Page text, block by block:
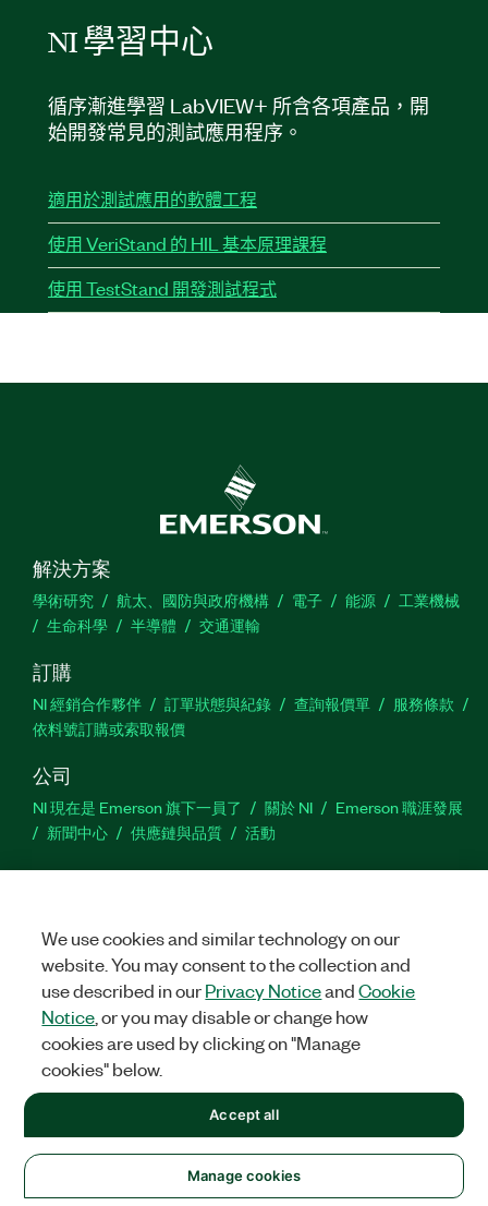
NI 學習中心
循序漸進學習 LabVIEW+ 所含各項產品，開
始開發常見的測試應用程序。
適用於測試應用的軟體工程
使用 VeriStand 的 HIL 基本原理課程
使用 TestStand 開發測試程式
解決方案
學術研究 航太、國防與政府機構 電子 能源
工業機械
生命科學
半導體 交通運輸
訂購
NI 經銷合作夥伴 訂單狀態與紀錄 查詢報價單
服務條款
依料號訂購或索取報價
公司
NI 現在是 Emerson 旗下一員了 關於 NI
Emerson 職涯發展
新聞中心
供應鏈與品質 活動
支援
站建議
TwitterFacebook
©2026NATIONAL INSTRUMENTS CORP. 保留所有權利。
We use cookies and similar technology on our
website. You may consent to the collection and
use described in ourPrivacy NoticeandCookie
Notice , or you may disable or change how
cookies are used by clicking on "Manage
cookies" below.
Manage cookies
Accept all